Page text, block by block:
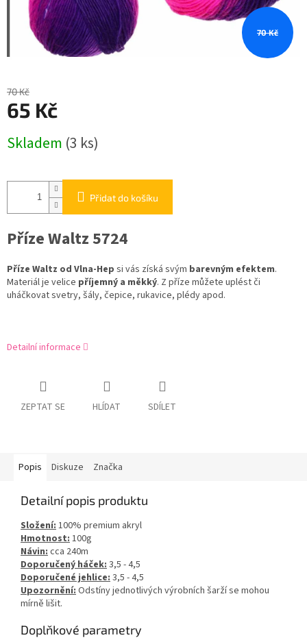
70 Kč
70 Kč
65 Kč
cena:
Skladem (3 ks)
Přidat do košíku
Příze Waltz 5724
Příze Waltz od Vlna-Hep si vás získá svým barevným efektem.
Materiál je velice příjemný a měkký. Z příze můžete uplést či
uháčkovat svetry, šály, čepice, rukavice, plédy apod.
Detailní informace
ZEPTAT SE HLÍDAT SDÍLET
Popis Diskuze Značka
Detailní popis produktu
Složení:100% premium akryl
Hmotnost:100g
Návin:cca 240m
Doporučený háček:3,5 - 4,5
Doporučené jehlice:3,5 - 4,5
Upozornění:Odstíny jednotlivých výrobních šarží se mohou
mírně lišit.
Doplňkové parametry